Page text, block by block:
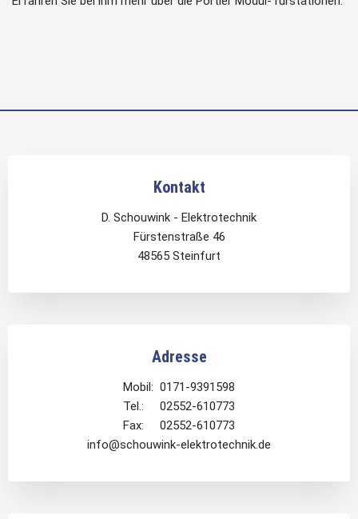
Kontakt
D. Schouwink - Elektrotechnik
Fürstenstraße 46
48565 Steinfurt
Adresse
Mobil: 0171-9391598
Tel.: 02552-610773
Fax: 02552-610773
info@schouwink-elektrotechnik.de